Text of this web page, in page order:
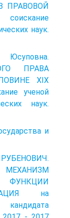
ПРАВОВОЙ
наук.
ПРАВА
XIX
ученой
наук.
и
МЕХАНИЗМ
ФУНКЦИИ
на
кандидата